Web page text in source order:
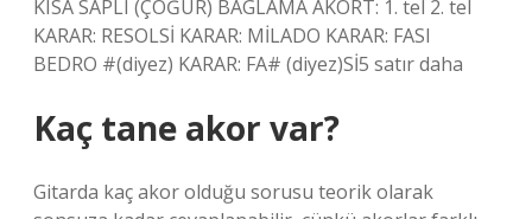
KISA SAPLI (ÇÖĞÜR) BAGLAMA AKORT: 1. tel 2. tel
KARAR: RESOLSİ KARAR: MİLADO KARAR: FASI
BEDRO #(diyez) KARAR: FA# (diyez)Sİ5 satır daha
Kaç tane akor var?
Gitarda kaç akor olduğu sorusu teorik olarak